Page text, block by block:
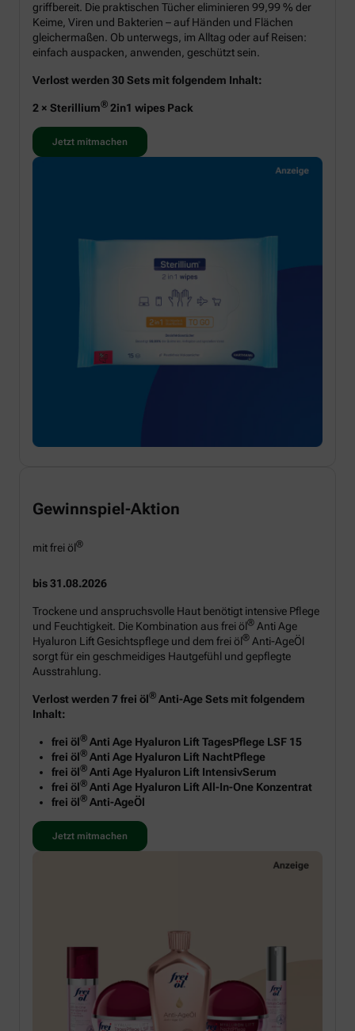
griffbereit. Die praktischen Tücher eliminieren 99,99 % der
Keime, Viren und Bakterien – auf Händen und Flächen
gleichermaßen. Ob unterwegs, im Alltag oder auf Reisen:
einfach auspacken, anwenden, geschützt sein.
Verlost werden 30 Sets mit folgendem Inhalt:
2 × Sterillium® 2in1 wipes Pack
Jetzt mitmachen
Gewinnspiel-Aktion
mit frei öl®
bis 31.08.2026
Trockene und anspruchsvolle Haut benötigt intensive Pflege
und Feuchtigkeit. Die Kombination aus frei öl® Anti Age
Hyaluron Lift Gesichtspflege und dem frei öl® Anti-AgeÖl
sorgt für ein geschmeidiges Hautgefühl und gepflegte
Ausstrahlung.
Verlost werden 7 frei öl® Anti-Age Sets mit folgendem
Inhalt:
frei öl® Anti Age Hyaluron Lift TagesPflege LSF 15
frei öl® Anti Age Hyaluron Lift NachtPflege
frei öl® Anti Age Hyaluron Lift IntensivSerum
frei öl® Anti Age Hyaluron Lift All-In-One Konzentrat
frei öl® Anti-AgeÖl
Jetzt mitmachen